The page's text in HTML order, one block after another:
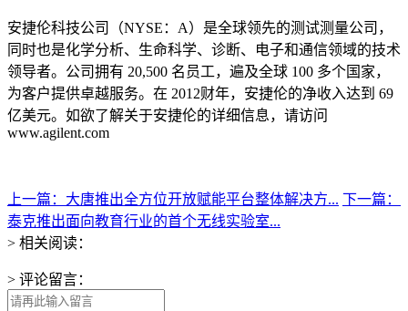
安捷伦科技公司（NYSE：A）是全球领先的测试测量公司，
同时也是化学分析、生命科学、诊断、电子和通信领域的技术
领导者。公司拥有 20,500 名员工，遍及全球 100 多个国家，
为客户提供卓越服务。在 2012财年，安捷伦的净收入达到 69
亿美元。如欲了解关于安捷伦的详细信息，请访问
www.agilent.com
上一篇：大唐推出全方位开放赋能平台整体解决方... 下一篇：
泰克推出面向教育行业的首个无线实验室...
> 相关阅读：
> 评论留言：